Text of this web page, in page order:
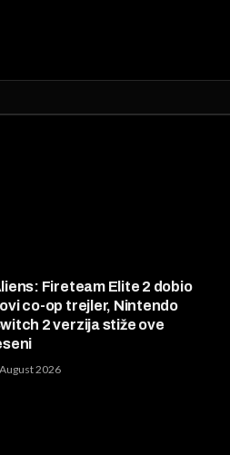
Fireteam Elite 2 dobio
co-op trejler, Nintendo
2 verzija stiže ove
2026